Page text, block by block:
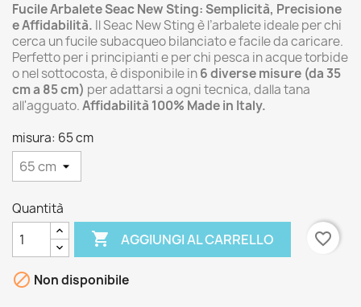
Fucile Arbalete Seac New Sting: Semplicità, Precisione
e Affidabilità. Il Seac New Sting è l’arbalete ideale per chi
cerca un fucile subacqueo bilanciato e facile da caricare.
Perfetto per i principianti e per chi pesca in acque torbide
o nel sottocosta, è disponibile in6 diverse misure (da 35
cm a 85 cm) per adattarsi a ogni tecnica, dalla tana
all'agguato.Affidabilità 100% Made in Italy.
misura: 65 cm
Quantità
 AGGIUNGI AL CARRELLO favorite_border
 Non disponibile